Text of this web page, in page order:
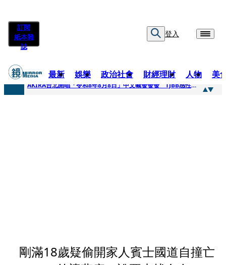
訂閱
紙本雜
誌
登入
最新 娛樂 政治社會 財經理財 人物 美
快訊
AKIRA台北開唱「令和8年8月8日」中文喊發發發 TJBB感性喊「謝謝AKIRA桑」
剛滿18歲疑偷開家人賓士國道自撞